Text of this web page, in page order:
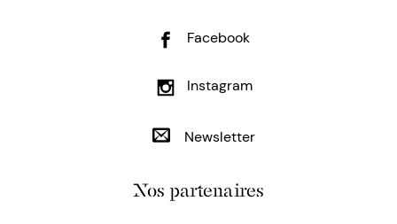
Facebook
Instagram
Newsletter
Nos partenaires